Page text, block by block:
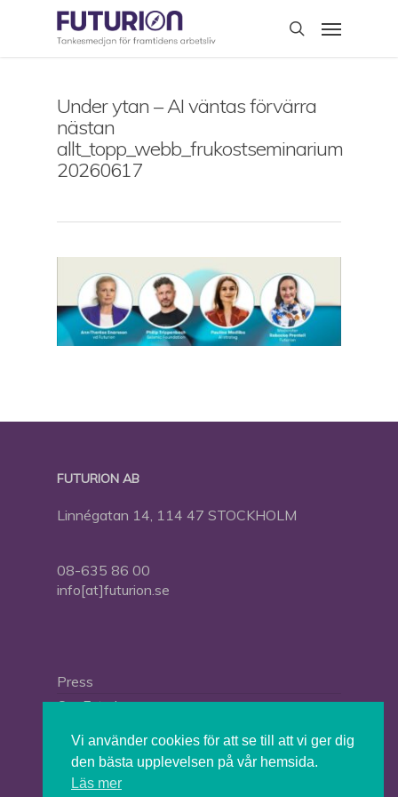
search
Menu
Under ytan – AI väntas förvärra
nästan
allt_topp_webb_frukostseminarium
20260617
FUTURION AB
Linnégatan 14, 114 47 STOCKHOLM
08-635 86 00
info[at]futurion.se
Press
Om Futurion
Vi använder cookies för att se till att vi ger dig
den bästa upplevelsen på vår hemsida.
Läs mer